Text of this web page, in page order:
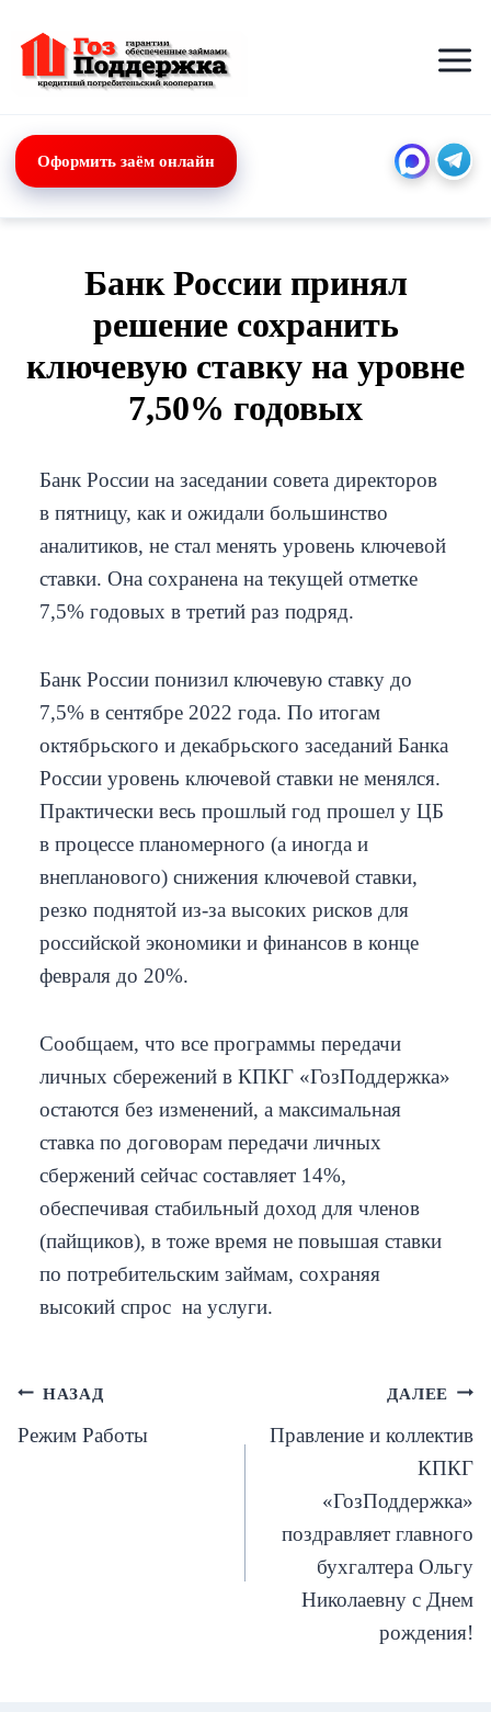
содержимому
Оформить заём онлайн
Банк России принял
решение сохранить
ключевую ставку на уровне
7,50% годовых
Банк России на заседании совета директоров
в пятницу, как и ожидали большинство
аналитиков, не стал менять уровень ключевой
ставки. Она сохранена на текущей отметке
7,5% годовых в третий раз подряд.
Банк России понизил ключевую ставку до
7,5% в сентябре 2022 года. По итогам
октябрьского и декабрьского заседаний Банка
России уровень ключевой ставки не менялся.
Практически весь прошлый год прошел у ЦБ
в процессе планомерного (а иногда и
внепланового) снижения ключевой ставки,
резко поднятой из-за высоких рисков для
российской экономики и финансов в конце
февраля до 20%.
Сообщаем, что все программы передачи
личных сбережений в КПКГ «ГозПоддержка»
остаются без изменений, а максимальная
ставка по договорам передачи личных
сбержений сейчас составляет 14%,
обеспечивая стабильный доход для членов
(пайщиков), в тоже время не повышая ставки
по потребительским займам, сохраняя
высокий спрос на услуги.
Навигация
по
НАЗАД
Режим Работы
ДАЛЕЕ
Правление и коллектив
КПКГ
«ГозПоддержка»
поздравляет главного
бухгалтера Ольгу
Николаевну с Днем
рождения!